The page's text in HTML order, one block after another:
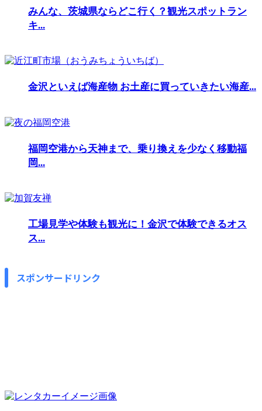
みんな、茨城県ならどこ行く？観光スポットラン
キ...
金沢といえば海産物 お土産に買っていきたい海産...
福岡空港から天神まで、乗り換えを少なく移動福
岡...
工場見学や体験も観光に！金沢で体験できるオス
ス...
スポンサードリンク